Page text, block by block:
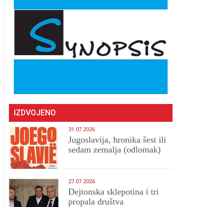
IZDVOJENO
31.07.2026
Jugoslavija, hronika šest ili
sedam zemalja (odlomak)
27.07.2026
Dejtonska sklepotina i tri
propala društva